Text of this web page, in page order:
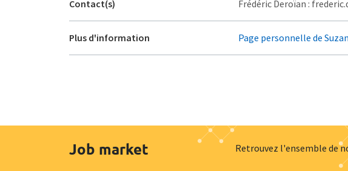
Contact(s) Frédéric Deroïan :
Plus d'information Page personnelle de
Job market Retrouvez l'ensemble de